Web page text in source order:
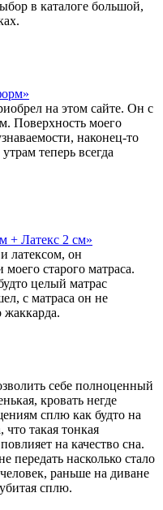
в каталоге большой,
на этом сайте. Он с
Поверхность моего
наконец-то
теперь всегда
+ Латекс 2 см»
латексом, он
старого матраса.
целый матрас
с матраса он не
жаккарда.
себе полноценный
кровать негде
сплю как будто на
такая тонкая
на качество сна.
передать насколько стало
раньше на диване
сплю.